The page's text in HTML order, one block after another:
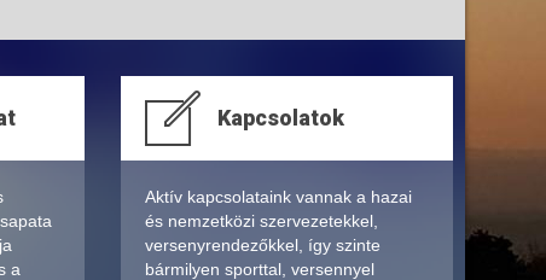
a
Kapcsolatok
Aktív kapcsolataink vannak a hazai
és nemzetközi szervezetekkel,
versenyrendezőkkel, így szinte
bármilyen sporttal, versennyel